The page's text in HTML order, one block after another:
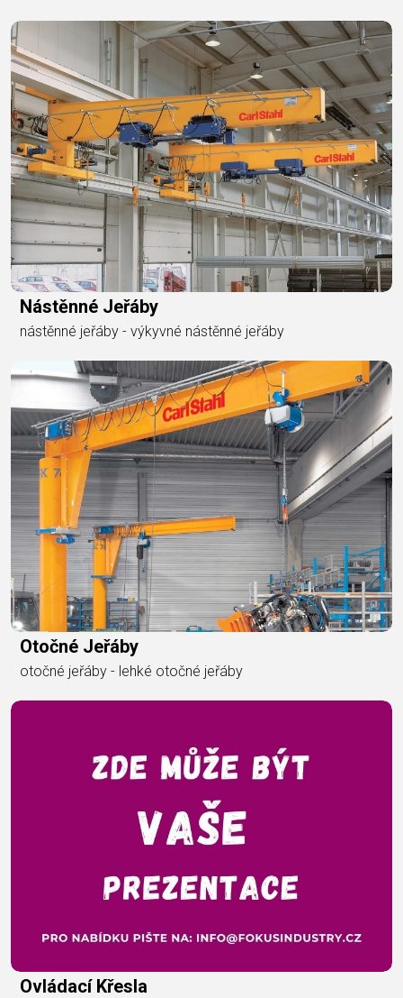
Nástěnné Jeřáby
nástěnné jeřáby - výkyvné nástěnné jeřáby
Otočné Jeřáby
otočné jeřáby - lehké otočné jeřáby
Ovládací Křesla